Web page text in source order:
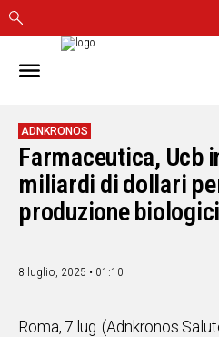
IN
CAGLIARI
SASSARI
NUORO
ORISTANO
SULCIS
OGLIASTRA
ADNKRONOS
Farmaceutica, Ucb
miliardi di dollari
produzione
8 luglio, 2025 • 01:10
Roma, 7 lug. (Adnkronos